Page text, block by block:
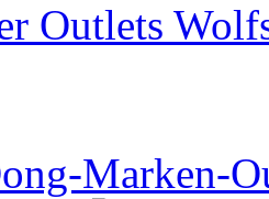
Outlets
Marken-